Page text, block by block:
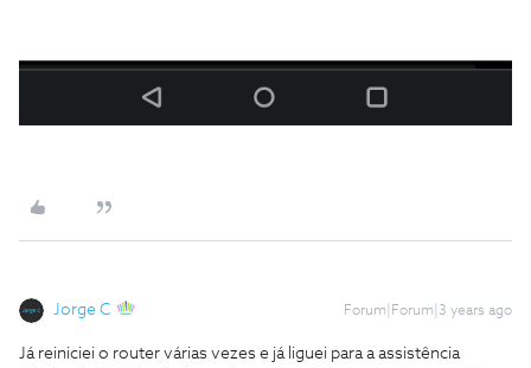
Jorge C Forum|Forum|3 years ago
Já reiniciei o router várias vezes e já liguei para a assistência